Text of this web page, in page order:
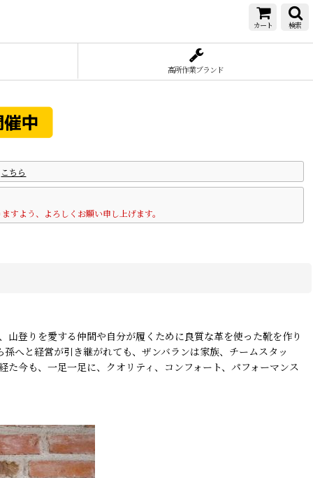
カート 検索
高所作業ブランド
こちら
すよう、よろしくお願い申し上げます。
登りを愛する仲間や自分が履くために良質な革を使った靴を作り
へと経営が引き継がれても、ザンバランは家族、チームスタッ
今も、一足一足に、クオリティ、コンフォート、パフォーマンス